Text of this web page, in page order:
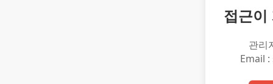
접근이
관리
Email